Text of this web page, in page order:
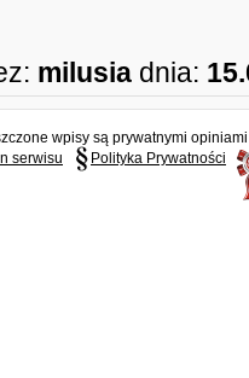
milusia dnia:
wpisy są prywatnymi
serwisu
Polityka Prywatności